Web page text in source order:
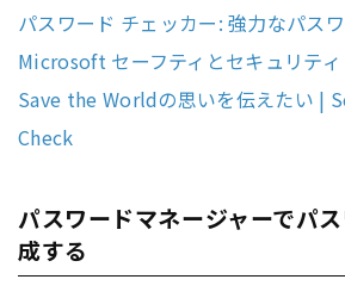
パスワード チェッカー: 強力なパス
Microsoft セーフティとセキュリティ
Save the Worldの思いを伝えたい |
Check
パスワードマネージャーでパ
成する